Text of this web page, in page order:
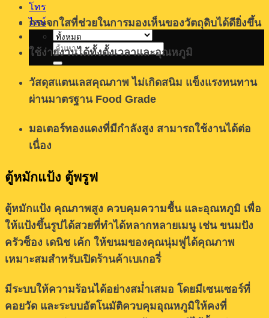
โทร
ไลน์
ค้นหา:
กระจกใสที่ช่วยในการมองเห็นของวัตถุดิบได้ดียิ่งขึ้น
ใช้ง่ายงานได้ทั้งตั้งเวลาและอุณหภูมิ
วัสดุสแตนเลสคุณภาพ ไม่เกิดสนิม แข็งแรงทนทาน
ผ่านมาตรฐาน Food Grade
มอเตอร์ทองแดงที่มีกำลังสูง สามารถใช้งานได้ต่อ
เนื่อง
ตู้หมักแป้ง ตู้พรูฟ
ตู้หมักแป้ง คุณภาพสูง ควบคุมความชื้น และอุณหภูมิ เพื่อ
ให้แป้งขึ้นรูปได้สวยที่ทำได้หลากหลายเมนู เช่น ขนมปัง
ครัวซ็อง เดนิช เค้ก ให้ขนมของคุณนุ่มฟูได้คุณภาพ
เหมาะสมสำหรับเปิดร้านค้าเบเกอรี่
มีระบบให้ความร้อนได้อย่างสม่ำเสมอ โดยมีเซนเซอร์ที่
คอยวัด และระบบอัตโนมัติควบคุมอุณหภูมิให้คงที่